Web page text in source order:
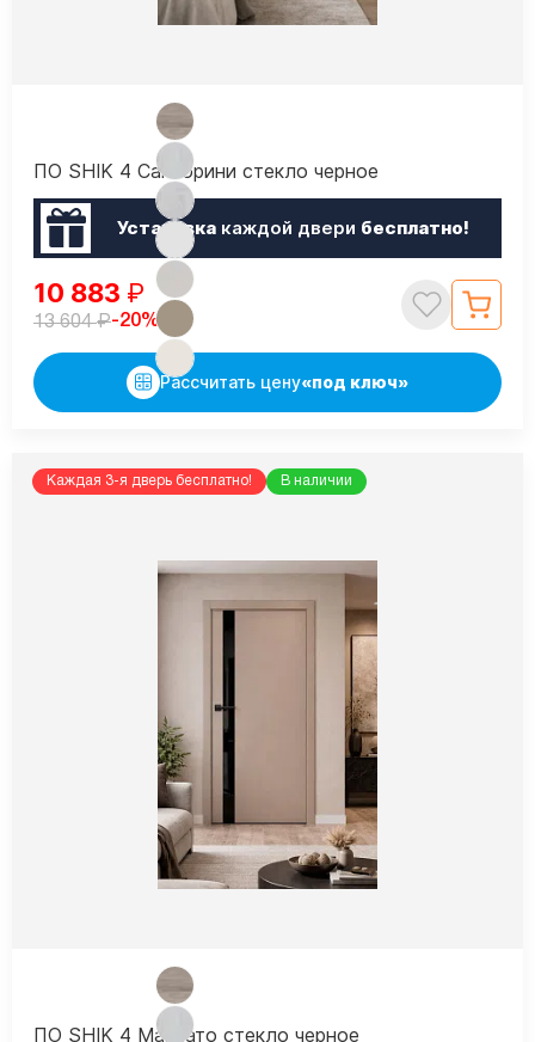
ПО SHIK 4 Санторини стекло черное
Установкакаждой двери бесплатно!
10 883 ₽
13 604₽-20%
Рассчитать цену«под ключ»
Каждая 3-я дверь бесплатно! В наличии
ПО SHIK 4 Макиато стекло черное